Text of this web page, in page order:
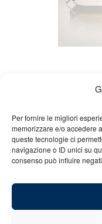
Per fornire le migliori
memorizzare e/o accedere
queste tecnologie ci
navigazione o ID unici su
consenso può influire
Chi siamo Gian
Merchandising